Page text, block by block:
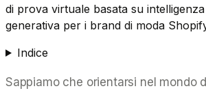
di prova virtuale basata su
generativa per i brand di moda
Indice
Sappiamo che orientarsi nel mondo